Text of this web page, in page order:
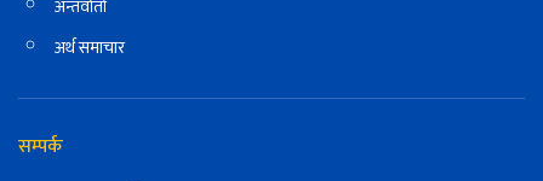
अन्तर्वार्ता
अर्थ समाचार
सम्पर्क